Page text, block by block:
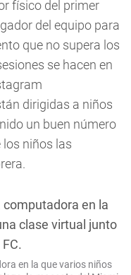
físico del primer
del equipo para
que no supera los
se hacen en
dirigidas a niños
un buen número
niños las
en la que varios niños